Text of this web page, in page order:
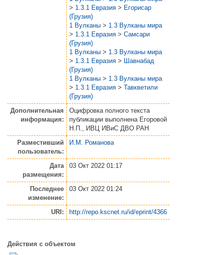
> 1.3.1 Евразия > Егорисар
(Грузия)
1 Вулканы > 1.3 Вулканы мира
> 1.3.1 Евразия > Самсари
(Грузия)
1 Вулканы > 1.3 Вулканы мира
> 1.3.1 Евразия > Шавнабад
(Грузия)
1 Вулканы > 1.3 Вулканы мира
> 1.3.1 Евразия > Тавкветили
(Грузия)
Дополнительная
информация:
Оцифровка полного текста
публикации выполнена Егоровой
Н.П., ИВЦ ИВиС ДВО РАН
Разместивший
пользователь:
И.М. Романова
Дата
размещения:
03 Окт 2022 01:17
Последнее
изменение:
03 Окт 2022 01:24
URI: http://repo.kscnet.ru/id/eprint/4366
Действия с объектом